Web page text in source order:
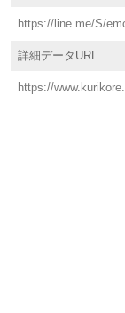
https://line.me/S/
詳細データURL
https://